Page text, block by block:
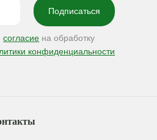
согласие на обработку
конфиденциальности